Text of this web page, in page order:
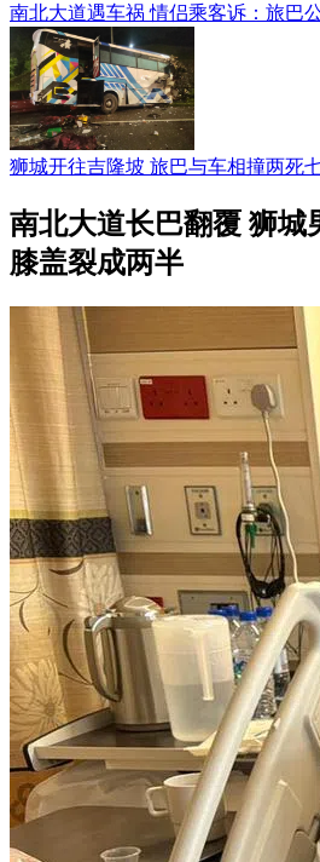
南北大道遇车祸 情侣乘客诉：旅巴
狮城开往吉隆坡 旅巴与车相撞两死
南北大道长巴翻覆 狮城
膝盖裂成两半